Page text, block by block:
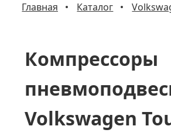
Главная Каталог
Компрессоры
Volkswagen